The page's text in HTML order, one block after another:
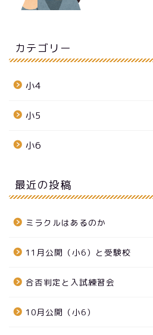
カテゴリー
小4
小5
小6
最近の投稿
ミラクルはあるのか
11月公開（小6）と受験校
合否判定と入試練習会
10月公開（小6）